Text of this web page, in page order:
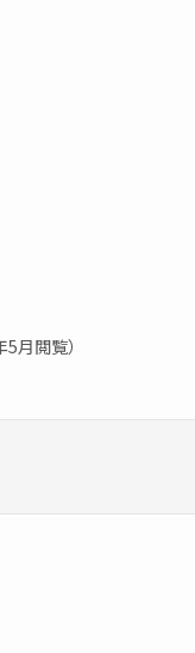
月閲覧）